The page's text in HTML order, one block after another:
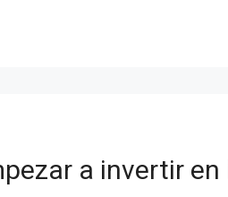
a invertir en